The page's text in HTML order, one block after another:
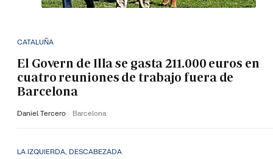
CATALUÑA
El Govern de Illa se gasta 211.000 euros en
cuatro reuniones de trabajo fuera de
Barcelona
Daniel Tercero Barcelona
LA IZQUIERDA, DESCABEZADA